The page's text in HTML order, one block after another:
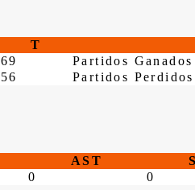
T
69
Partidos Ganados
56 Partidos Perdidos
AST
0 0